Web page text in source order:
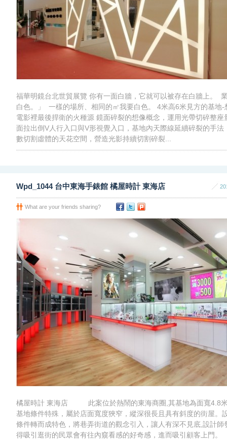
福華明鏡台北世貿展覽 你有一面白牆，它就可以被存在白牆上。
白色。」 一樣的場所、相同的㎡我要白色。 4米高6米見方的基地-
電影裡最後捍衛的火種源 鏡面碎裂的想像概念，運用光帶切碎整座
面拉出倒V人行入口與V形視覺入口，基地內天際線延續碎裂的手法
數切割虛體的天花空間，營造光影持續切割碎裂...
Wpd_1044 台中東海手錶館 橘屋時計 東海店
What are your friends sharing?
橘屋時計 東海店 此案位於熱鬧的東海商圈,其基地為面寬4.8
基地條件特殊，屬於店面寬度狹窄，縱深很長且具有斜度的街屋。
條件轉而成特色，將巷弄街道的觀念引入，讓人有深不見底,設計師
得吸引逛街的民眾會有往內窺看感的好奇感，進而吸引顧客上門